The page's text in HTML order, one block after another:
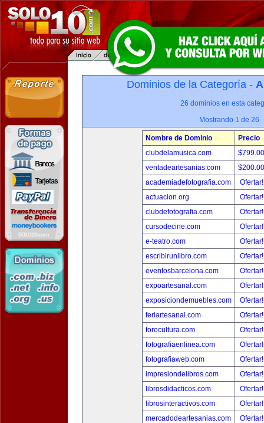
Dominios de la Categoría -
26 dominios en esta
Mostrando 1 de 26
Nombre de Dominio
Precio
clubdelamusica.com
ventadeartesanias.com
academiadefotografia.com
actuacion.org
clubdefotografia.com
cursodecine.com
e-teatro.com
escribirunlibro.com
eventosbarcelona.com
expoartesanal.com
exposiciondemuebles.com
feriartesanal.com
forocultura.com
fotografiaenlinea.com
fotografiaweb.com
impresiondelibros.com
librosdidacticos.com
librosinteractivos.com
mercadodeartesanias.com